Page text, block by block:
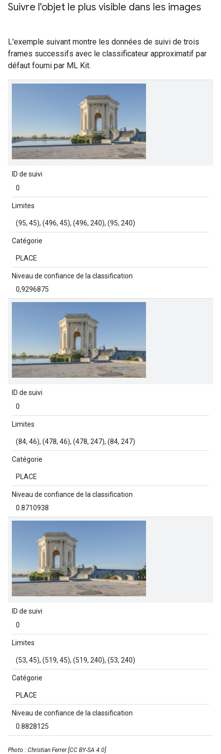
Suivre l'objet le plus visible dans les images
L'exemple suivant montre les données de suivi de trois
frames successifs avec le classificateur approximatif par
défaut fourni par ML Kit.
ID de suivi
0
Limites
(95, 45), (496, 45), (496, 240), (95, 240)
Catégorie
PLACE
Niveau de confiance de la classification
0,9296875
ID de suivi
0
Limites
(84, 46), (478, 46), (478, 247), (84, 247)
Catégorie
PLACE
Niveau de confiance de la classification
0.8710938
ID de suivi
0
Limites
(53, 45), (519, 45), (519, 240), (53, 240)
Catégorie
PLACE
Niveau de confiance de la classification
0.8828125
Photo : Christian Ferrer [CC BY-SA 4.0]